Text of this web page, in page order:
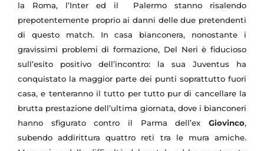
la Roma, l’Inter ed il Palermo stanno risalendo
prepotentemente proprio ai danni delle due pretendenti
di questo match. In casa bianconera, nonostante i
gravissimi problemi di formazione, Del Neri è fiducioso
sull’esito positivo dell’incontro: la sua Juventus ha
conquistato la maggior parte dei punti soprattutto fuori
casa, e tenteranno il tutto per tutto pur di cancellare la
brutta prestazione dell’ultima giornata, dove i bianconeri
hanno sfigurato contro il Parma dell’ex Giovinco,
subendo addirittura quattro reti tra le mura amiche.